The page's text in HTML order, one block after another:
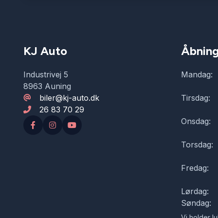
KJ Auto
Industrivej 5
8963 Auning
biler@kj-auto.dk
26 83 70 29
Mandag:
Tirsdag:
Onsdag:
Torsdag:
Fredag:
Lørdag:
Søndag: